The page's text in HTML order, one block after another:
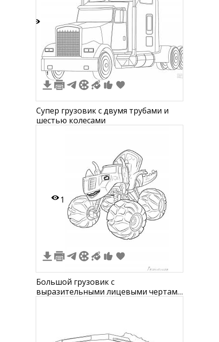
1
Супер грузовик с двумя трубами и
шестью колесами
1
Большой грузовик с
выразительными лицевыми чертами